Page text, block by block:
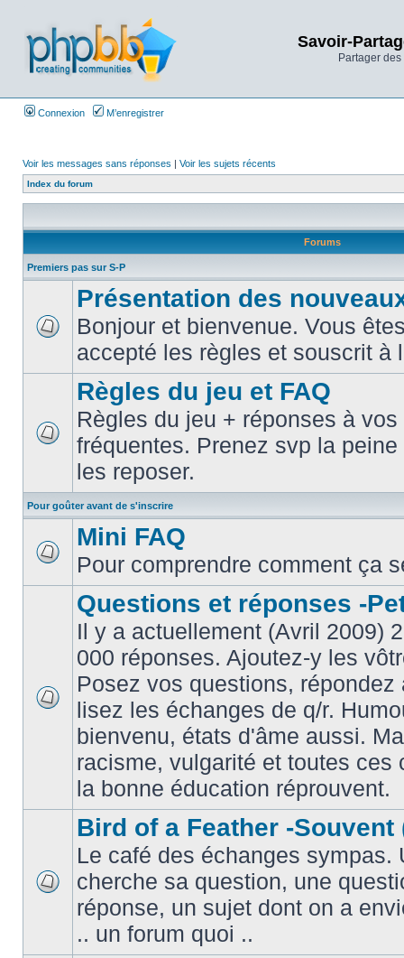
Savoir-
Partager
Connexion M’enregistrer
Voir les messages sans réponses | Voir les sujets récents
Index du forum
Forums
Premiers pas sur S-P
Présentation des
Bonjour et bienvenue. Vous
accepté les règles et souscrit à
Règles du jeu et FAQ
Règles du jeu + réponses à
fréquentes. Prenez svp la
les reposer.
Pour goûter avant de s'inscrire
Mini FAQ
Pour comprendre comment ça
Questions et réponses -
Il y a actuellement (Avril 2009)
000 réponses. Ajoutez-y les
Posez vos questions,
lisez les échanges de q/r.
bienvenu, états d'âme aussi.
racisme, vulgarité et toutes ces
la bonne éducation réprouvent.
Bird of a Feather -Souvent
Le café des échanges sympas.
cherche sa question, une
réponse, un sujet dont on a
.. un forum quoi ..